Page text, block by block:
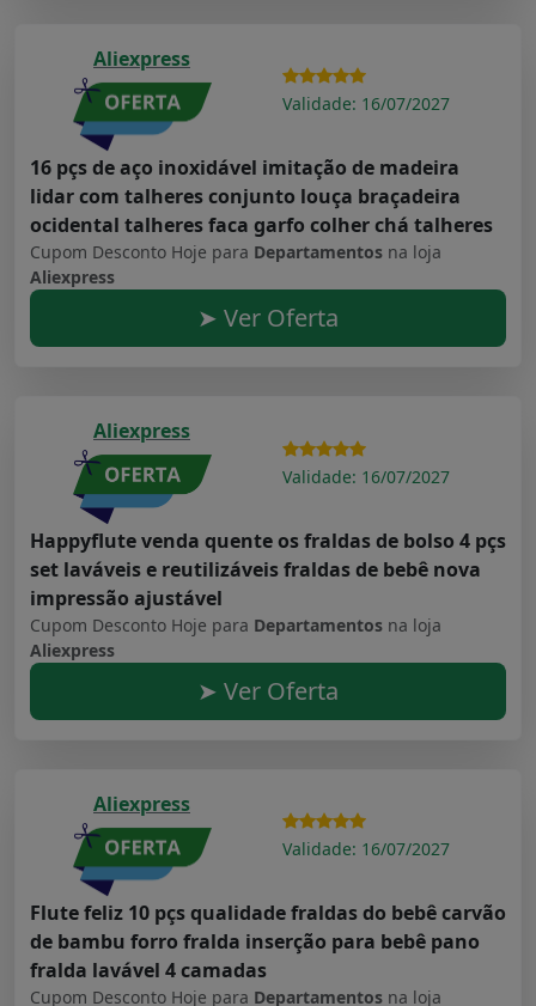
Aliexpress
Validade: 16/07/2027
16 pçs de aço inoxidável imitação de madeira
lidar com talheres conjunto louça braçadeira
ocidental talheres faca garfo colher chá talheres
Cupom Desconto Hoje para Departamentos na loja
Aliexpress
➤ Ver Oferta
Aliexpress
Validade: 16/07/2027
Happyflute venda quente os fraldas de bolso 4 pçs
set laváveis e reutilizáveis fraldas de bebê nova
impressão ajustável
Cupom Desconto Hoje para Departamentos na loja
Aliexpress
➤ Ver Oferta
Aliexpress
Validade: 16/07/2027
Flute feliz 10 pçs qualidade fraldas do bebê carvão
de bambu forro fralda inserção para bebê pano
fralda lavável 4 camadas
Cupom Desconto Hoje para Departamentos na loja